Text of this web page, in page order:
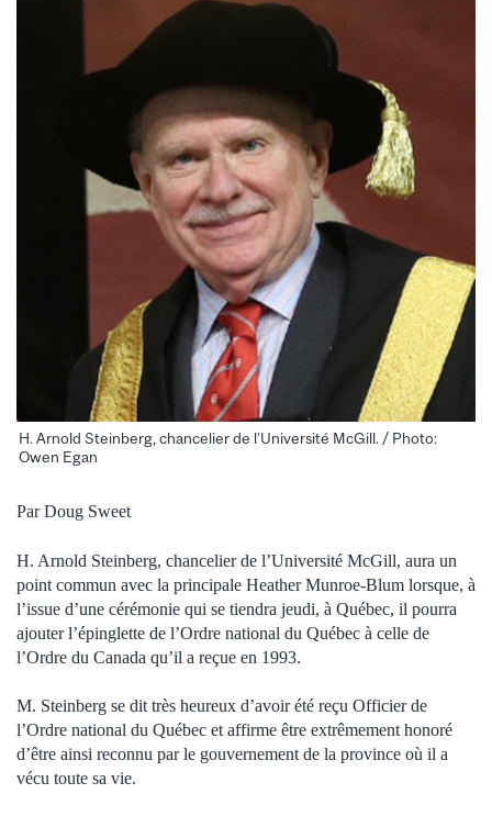
H. Arnold Steinberg, chancelier de l’Université McGill. / Photo:
Owen Egan
Par Doug Sweet
H. Arnold Steinberg, chancelier de l’Université McGill, aura un
point commun avec la principale Heather Munroe-Blum lorsque, à
l’issue d’une cérémonie qui se tiendra jeudi, à Québec, il pourra
ajouter l’épinglette de l’Ordre national du Québec à celle de
l’Ordre du Canada qu’il a reçue en 1993.
M. Steinberg se dit très heureux d’avoir été reçu Officier de
l’Ordre national du Québec et affirme être extrêmement honoré
d’être ainsi reconnu par le gouvernement de la province où il a
vécu toute sa vie.